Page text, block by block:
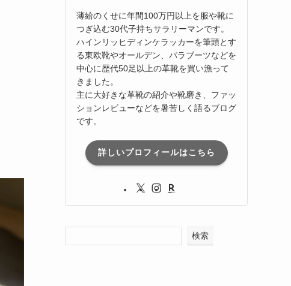
薄給のくせに年間100万円以上を服や靴に
つぎ込む30代子持ちサラリーマンです。
ハインリッヒディンケラッカーを筆頭とす
る東欧靴やオールデン、パラブーツなどを
中心に歴代50足以上の革靴を買い漁って
きました。
主に大好きな革靴の紹介や靴磨き、ファッ
ションレビューなどを暑苦しく語るブログ
です。
詳しいプロフィールはこちら
検索